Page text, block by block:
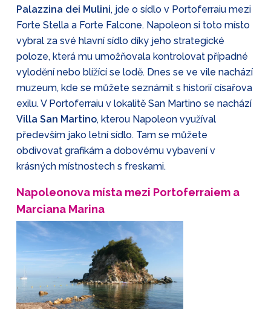
Palazzina dei Mulini, jde o sídlo v Portoferraiu mezi
Forte Stella a Forte Falcone. Napoleon si toto místo
vybral za své hlavní sídlo díky jeho strategické
poloze, která mu umožňovala kontrolovat případné
vylodění nebo blížící se lodě. Dnes se ve vile nachází
muzeum, kde se můžete seznámit s historií císařova
exilu. V Portoferraiu v lokalitě San Martino se nachází
Villa San Martino, kterou Napoleon využíval
především jako letní sídlo. Tam se můžete
obdivovat grafikám a dobovému vybavení v
krásných místnostech s freskami.
Napoleonova místa mezi Portoferraiem a
Marciana Marina